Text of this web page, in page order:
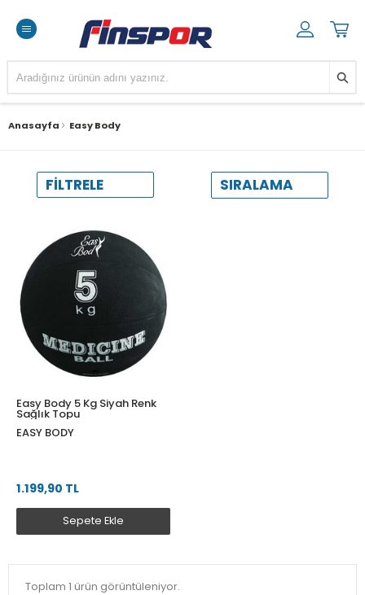
Anasayfa Easy Body
FILTRELE SIRALAMA
Easy Body 5 Kg Siyah Renk
Sağlık Topu
EASY BODY
1.199,90 TL
Sepete Ekle
Toplam 1 ürün görüntüleniyor.